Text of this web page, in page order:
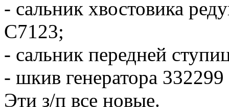
- сальник хвостовика
С7123;
- сальник передней
- шкив генератора
Эти з/п все новые.